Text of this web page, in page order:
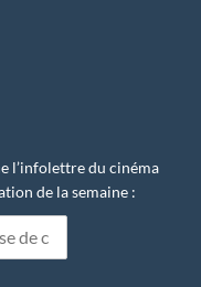
l’infolettre du cinéma
de la semaine :